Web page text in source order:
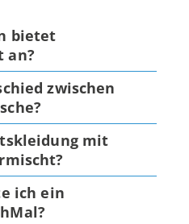
bietet
an?
zwischen
mit
ich ein